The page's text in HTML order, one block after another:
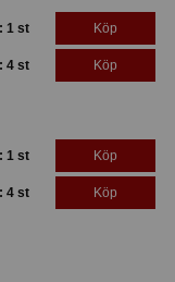
1 st Köp
4 st Köp
1 st Köp
4 st Köp